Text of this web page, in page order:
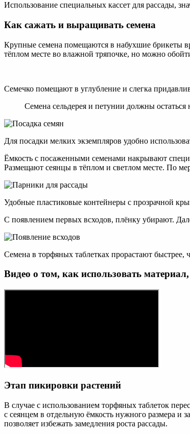
Использование специальных кассет для рассады,
Как сажать и выращивать семена
Крупные семена помещаются в набухшие брикеты
тёплом месте во влажной тряпочке, но можно
Семечко помещают в углубление и слегка
Семена сельдерея и петунии должны
Для посадки мелких экземпляров удобно
Ёмкость с посаженными семенами накрывают
Размещают сеянцы в тёплом и светлом месте. По
Удобные пластиковые контейнеры с прозрачной
С появлением первых всходов, плёнку убирают.
Семена в торфяных таблетках прорастают
Видео о том, как использовать
Этап пикировки растений
В случае с использованием торфяных таблеток
с сеянцем в отдельную ёмкость нужного размера и
позволяет избежать замедления роста рассады.